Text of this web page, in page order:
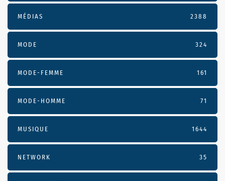
MÉDIAS 2388
MODE 324
MODE-FEMME 161
MODE-HOMME 71
MUSIQUE 1644
NETWORK 35